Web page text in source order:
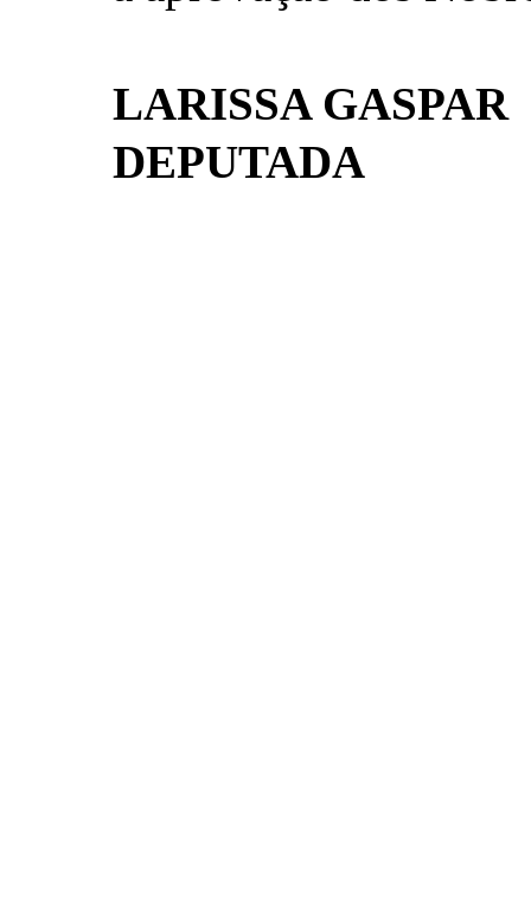
LARISSA GASPAR
DEPUTADA